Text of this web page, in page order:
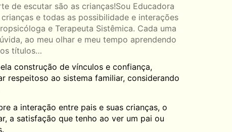
de escutar são as crianças!Sou Educadora
e todas as possibilidade e interações
e Terapeuta Sistêmica. Cada uma
ao meu olhar e meu tempo aprendendo
títulos…
construção de vínculos e confiança,
respeitoso ao sistema familiar, considerando
a interação entre pais e suas crianças, o
a satisfação que tenho ao ver um pai ou